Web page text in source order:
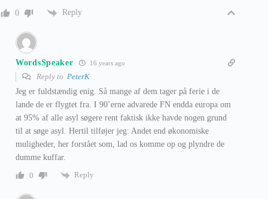
0 Reply
WordsSpeaker 16 years ago
Reply to PeterK
Jeg er fuldstændig enig. Så mange af dem tager på ferie i de
lande de er flygtet fra. I 90’erne advarede FN endda europa om
at 95% af alle asyl søgere rent faktisk ikke havde nogen grund
til at søge asyl. Hertil tilføjer jeg: Andet end økonomiske
muligheder, her forstået som, lad os komme op og plyndre de
dumme kuffar.
0
Reply